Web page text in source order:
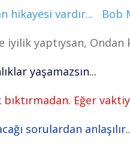
hikayesi vardır... Bob
yaptıysan, Ondan
yaşamazsın...
Eğer
sorulardan